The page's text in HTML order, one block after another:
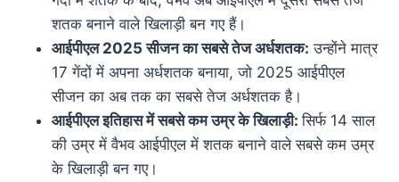
शतक बनाने वाले खिलाड़ी बन गए हैं।
आईपीएल 2025 सीजन का सबसे तेज अर्धशतक: उन्होंने मात्र
17 गेंदों में अपना अर्धशतक बनाया, जो 2025 आईपीएल
सीजन का अब तक का सबसे तेज अर्धशतक है।
आईपीएल इतिहास में सबसे कम उम्र के खिलाड़ी:सिर्फ 14 साल
की उम्र में वैभव आईपीएल में शतक बनाने वाले सबसे कम उम्र
के खिलाड़ी बन गए।